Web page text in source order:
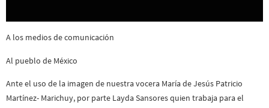
A los medios de comunicación
Al pueblo de México
Ante el uso de la imagen de nuestra vocera María de Jesús Patricio
Martínez- Marichuy, por parte Layda Sansores quien trabaja para el